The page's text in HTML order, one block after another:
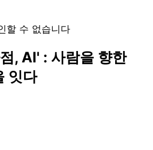
할 수 없습니다
, AI' : 사람을 향한
잇다